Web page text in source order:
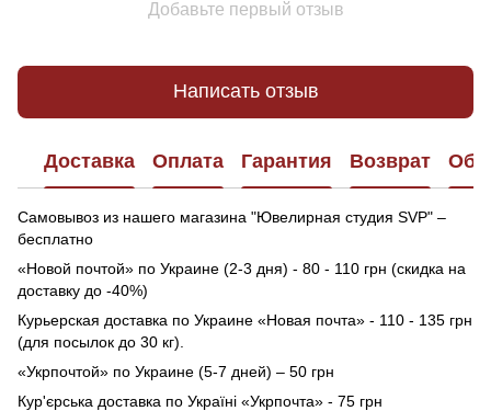
Добавьте первый отзыв
Написать отзыв
Доставка Оплата Гарантия Возврат
Самовывоз из нашего магазина "Ювелирная студия SVP" –
бесплатно
«Новой почтой» по Украине (2-3 дня) - 80 - 110 грн (скидка на
доставку до -40%)
Курьерская доставка по Украине «Новая почта» - 110 - 135 грн
(для посылок до 30 кг).
«Укрпочтой» по Украине (5-7 дней) – 50 грн
Кур'єрська доставка по Україні «Укрпочта» - 75 грн